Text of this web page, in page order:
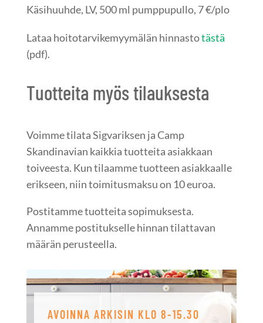
Käsihuuhde, LV, 500 ml pumppupullo, 7 €/plo
Lataa hoitotarvikemyymälän hinnastotästä
(pdf).
Tuotteita myös tilauksesta
Voimme tilata Sigvariksen ja Camp
Skandinavian kaikkia tuotteita asiakkaan
toiveesta. Kun tilaamme tuotteen asiakkaalle
erikseen, niin toimitusmaksu on 10 euroa.
Postitamme tuotteita sopimuksesta.
Annamme postitukselle hinnan tilattavan
määrän perusteella.
AVOINNA ARKISIN KLO 8-15.30